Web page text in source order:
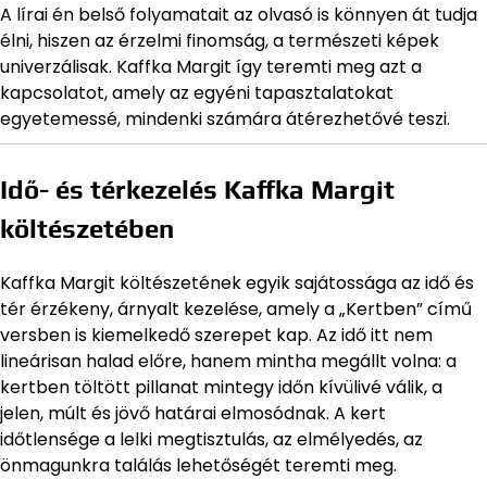
A lírai én belső folyamatait az olvasó is könnyen át tudja
élni, hiszen az érzelmi finomság, a természeti képek
univerzálisak. Kaffka Margit így teremti meg azt a
kapcsolatot, amely az egyéni tapasztalatokat
egyetemessé, mindenki számára átérezhetővé teszi.
Idő- és térkezelés Kaffka Margit
költészetében
Kaffka Margit költészetének egyik sajátossága az idő és
tér érzékeny, árnyalt kezelése, amely a „Kertben” című
versben is kiemelkedő szerepet kap. Az idő itt nem
lineárisan halad előre, hanem mintha megállt volna: a
kertben töltött pillanat mintegy időn kívülivé válik, a
jelen, múlt és jövő határai elmosódnak. A kert
időtlensége a lelki megtisztulás, az elmélyedés, az
önmagunkra találás lehetőségét teremti meg.